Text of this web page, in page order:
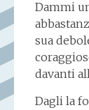
Dammi
sua
davanti
Dagli la